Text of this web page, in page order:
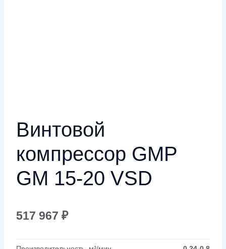
Винтовой
компрессор GMP
GM 15-20 VSD
517 967 ₽